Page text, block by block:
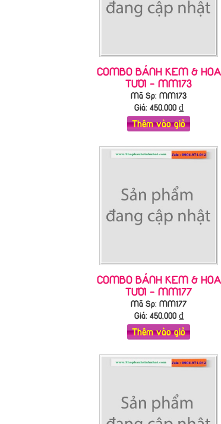
COMBO BÁNH KEM & HOA
TƯƠI - MM173
Mã Sp: MM173
Giá: 450,000₫
Thêm vào giỏ
COMBO BÁNH KEM & HOA
TƯƠI - MM177
Mã Sp: MM177
Giá: 450,000₫
Thêm vào giỏ